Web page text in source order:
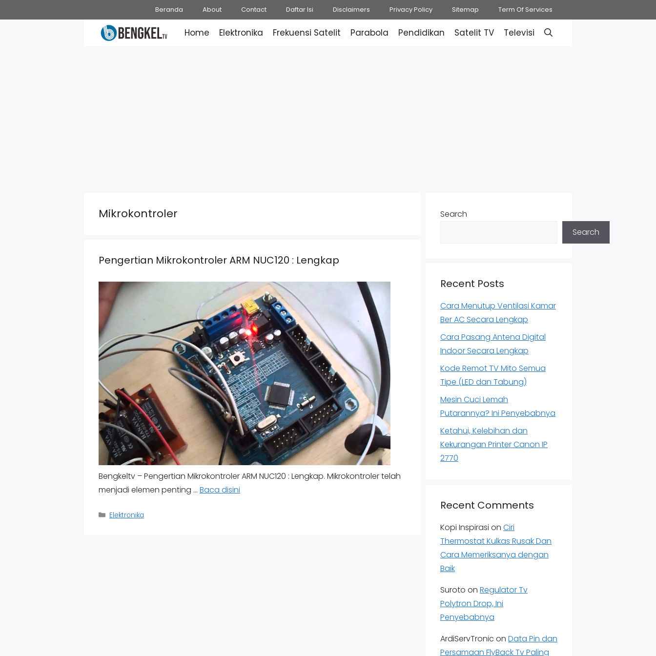
to
Beranda About Contact Daftar Isi Disclaimers Privacy Policy Sitemap Term Of Services
Home Elektronika Frekuensi Satelit Parabola Pendidikan Satelit TV Televisi
Mikrokontroler
Pengertian Mikrokontroler ARM NUC120 : Lengkap
Bengkeltv – Pengertian Mikrokontroler ARM NUC120 : Lengkap. Mikrokontroler telah
menjadi elemen penting … Baca disini
Categories
Elektronika
Search
Search
Recent Posts
Cara Menutup Ventilasi Kamar
Ber AC Secara Lengkap
Cara Pasang Antena Digital
Indoor Secara Lengkap
Kode Remot TV Mito Semua
Tipe (LED dan Tabung)
Mesin Cuci Lemah
Putarannya? Ini Penyebabnya
Ketahui, Kelebihan dan
Kekurangan Printer Canon IP
2770
Recent Comments
Kopi Inspirasi on Ciri
Thermostat Kulkas Rusak Dan
Cara Memeriksanya dengan
Baik
Suroto on Regulator Tv
Polytron Drop, Ini
Penyebabnya
ArdiServTronic on Data Pin dan
Persamaan FlyBack Tv Paling